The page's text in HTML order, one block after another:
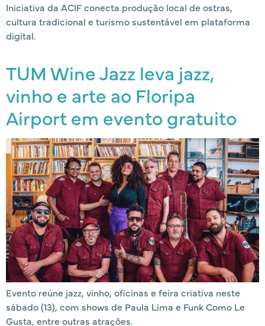
Iniciativa da ACIF conecta produção local de ostras,
cultura tradicional e turismo sustentável em plataforma
digital.
TUM Wine Jazz leva jazz,
vinho e arte ao Floripa
Airport em evento gratuito
Evento reúne jazz, vinho, oficinas e feira criativa neste
sábado (13), com shows de Paula Lima e Funk Como Le
Gusta, entre outras atrações.